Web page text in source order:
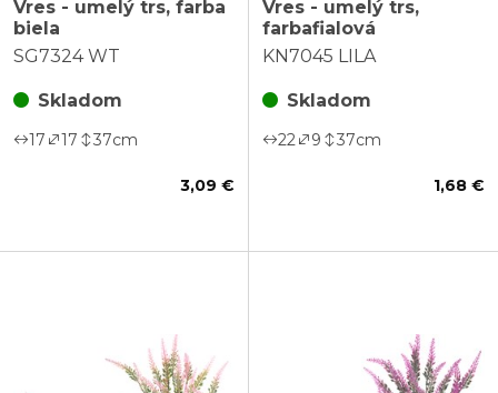
Vres - umelý trs, farba
biela
SG7324 WT
Skladom
17 17 37cm
3,09 €
Vres - umelý trs,
farbafialová
KN7045 LILA
Skladom
22 9 37cm
1,68 €